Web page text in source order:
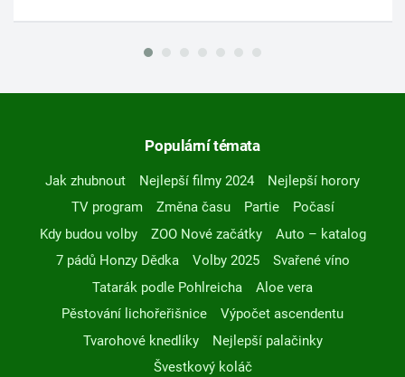
Populární témata
Jak zhubnout Nejlepší filmy 2024
Nejlepší horory
TV program
Změna času Partie
Počasí
Kdy budou volby
ZOO Nové začátky
Auto – katalog
7 pádů Honzy Dědka
Volby 2025
Svařené víno
Tatarák podle Pohlreicha
Aloe vera
Pěstování lichořeřišnice
Výpočet ascendentu
Tvarohové knedlíky
Nejlepší palačinky
Švestkový koláč